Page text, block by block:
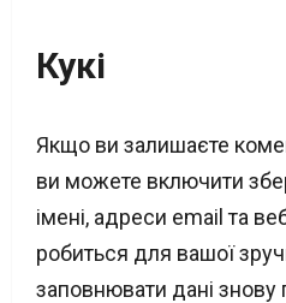
Кукі
Якщо ви залишаєте
ви можете включити
імені, адреси email та
робиться для вашої
заповнювати дані